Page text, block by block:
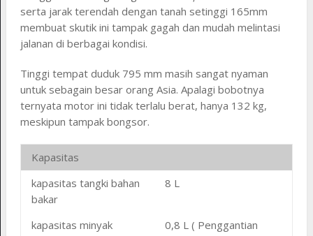
serta jarak terendah dengan tanah setinggi 165mm
membuat skutik ini tampak gagah dan mudah melintasi
jalanan di berbagai kondisi.
Tinggi tempat duduk 795 mm masih sangat nyaman
untuk sebagain besar orang Asia. Apalagi bobotnya
ternyata motor ini tidak terlalu berat, hanya 132 kg,
meskipun tampak bongsor.
Kapasitas
kapasitas tangki bahan
bakar
8 L
kapasitas minyak
0,8 L ( Penggantian